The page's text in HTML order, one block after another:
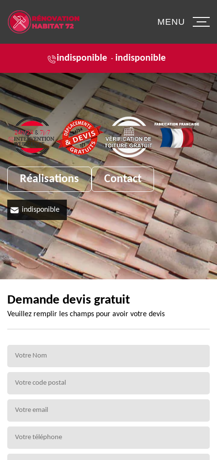
indisponible - indisponible
MENU
Réalisations Contact
indisponible
Demande devis gratuit
Veuillez remplir les champs pour avoir votre devis